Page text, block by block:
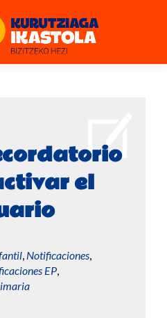
el
, Notificaciones,
EP,